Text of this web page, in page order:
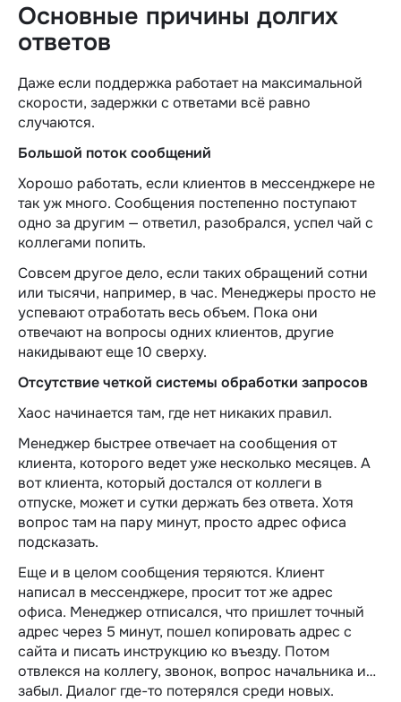
Основные причины долгих
ответов
Даже если поддержка работает на максимальной
скорости, задержки с ответами всё равно
случаются.
Большой поток сообщений
Хорошо работать, если клиентов в мессенджере не
так уж много. Сообщения постепенно поступают
одно за другим — ответил, разобрался, успел чай с
коллегами попить.
Совсем другое дело, если таких обращений сотни
или тысячи, например, в час. Менеджеры просто не
успевают отработать весь объем. Пока они
отвечают на вопросы одних клиентов, другие
накидывают еще 10 сверху.
Отсутствие четкой системы обработки запросов
Хаос начинается там, где нет никаких правил.
Менеджер быстрее отвечает на сообщения от
клиента, которого ведет уже несколько месяцев. А
вот клиента, который достался от коллеги в
отпуске, может и сутки держать без ответа. Хотя
вопрос там на пару минут, просто адрес офиса
подсказать.
Еще и в целом сообщения теряются. Клиент
написал в мессенджере, просит тот же адрес
офиса. Менеджер отписался, что пришлет точный
адрес через 5 минут, пошел копировать адрес с
сайта и писать инструкцию ко въезду. Потом
отвлекся на коллегу, звонок, вопрос начальника и…
забыл. Диалог где-то потерялся среди новых.